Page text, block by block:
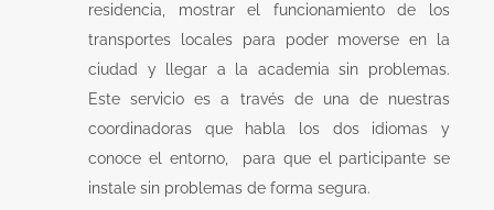
residencia, mostrar el funcionamiento de los
transportes locales para poder moverse en la
ciudad y llegar a la academia sin problemas.
Este servicio es a través de una de nuestras
coordinadoras que habla los dos idiomas y
conoce el entorno, para que el participante se
instale sin problemas de forma segura.